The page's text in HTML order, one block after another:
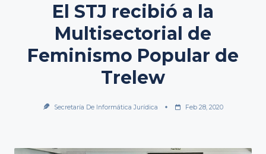
El STJ recibió a la
Multisectorial de
Feminismo Popular de
Trelew
Secretaría De Informática Jurídica Feb 28, 2020